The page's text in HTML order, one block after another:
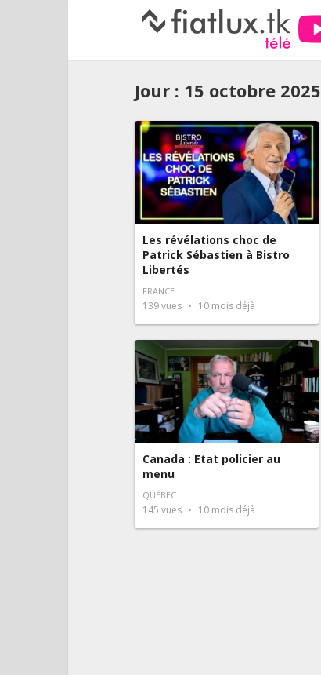
Jour : 15 octobre 2025
Les révélations choc de
Patrick Sébastien à Bistro
Libertés
FRANCE
139vues 10 mois déjà
Canada : Etat policier au
menu
QUÉBEC
145 vues 10 mois déjà